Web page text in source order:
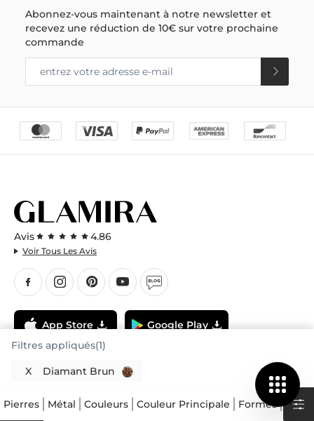
Filtres appliqués(1)
X Diamant Brun
Pierres Métal Couleurs Couleur Principale Formes
Abonnez-vous maintenant à notre newsletter et
recevez une réduction de10€sur votre prochaine
commande
Avis 4.86
Voir Tous Les Avis
App Store Google Play